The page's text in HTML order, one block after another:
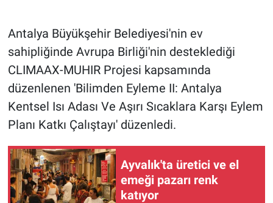
Antalya Büyükşehir Belediyesi'nin ev
sahipliğinde Avrupa Birliği'nin desteklediği
CLIMAAX-MUHIR Projesi kapsamında
düzenlenen 'Bilimden Eyleme II: Antalya
Kentsel Isı Adası Ve Aşırı Sıcaklara Karşı Eylem
Planı Katkı Çalıştayı' düzenledi.
Ayvalık'ta üretici ve el
emeği pazarı renk
katıyor